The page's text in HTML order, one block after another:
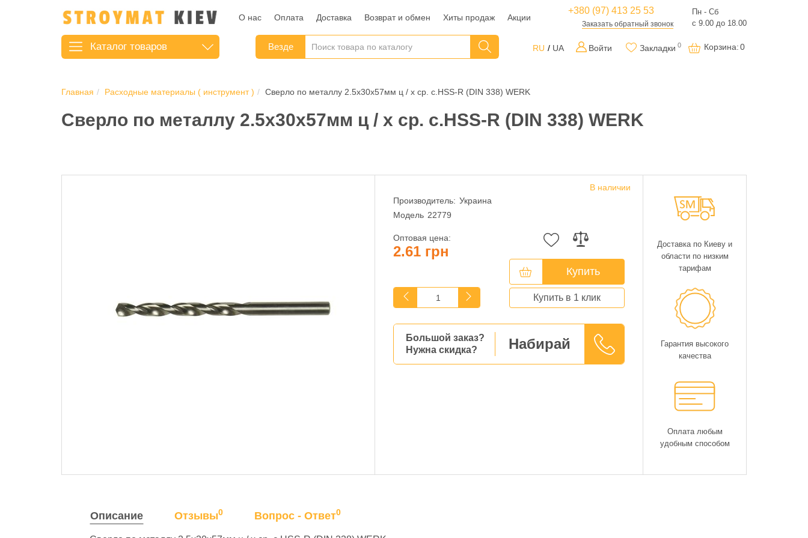
О нас Оплата Доставка Возврат и обмен Хиты продаж Акции
+380 (97) 413 25 53
Заказать обратный звонок
Пн - Сб
с 9.00 до 18.00
Каталог товаров Везде RU UA Войти Закладки 0 Корзина: 0
Главная Расходные материалы ( инструмент ) Сверло по металлу 2.5х30х57мм ц / х ср. с.HSS-R (DIN 338) WERK
Сверло по металлу 2.5х30х57мм ц / х ср. с.HSS-R (DIN 338) WERK
Производитель: Украина
Модель 22779
В наличии
Оптовая цена:
2.61 грн
Купить
Купить в 1 клик
Большой заказ?
Нужна скидка?
Набирай
Доставка по Киеву и
области по низким
тарифам
Гарантия высокого
качества
Оплата любым
удобным способом
Описание Отзывы0 Вопрос - Ответ0